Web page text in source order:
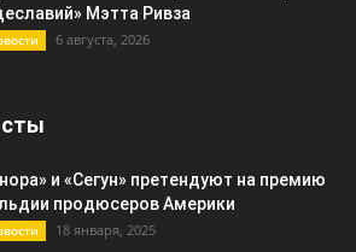
Мэтта Ривза
6 августа, 2026
и «Сегун» претендуют на премию
продюсеров Америки
18 января, 2025